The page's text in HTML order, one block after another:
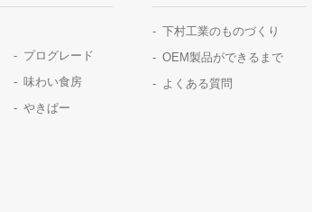
プログレード
味わい食房
やきぱー
下村工業のものづくり
OEM製品ができるまで
よくある質問